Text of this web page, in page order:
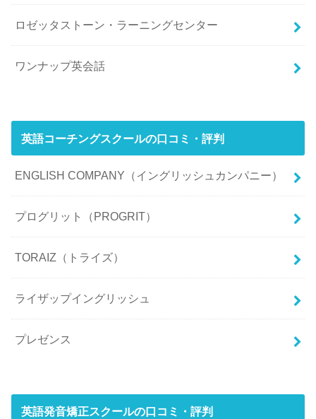
ロゼッタストーン・ラーニングセンター
ワンナップ英会話
英語コーチングスクールの口コミ・評判
ENGLISH COMPANY（イングリッシュカンパニー）
プログリット（PROGRIT）
TORAIZ（トライズ）
ライザップイングリッシュ
プレゼンス
英語発音矯正スクールの口コミ・評判